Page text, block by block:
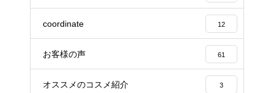
coordinate 12
お客様の声 61
オススメのコスメ紹介 3